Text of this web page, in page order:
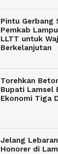
Pintu Gerbang
Pemkab
LLTT untuk
Berkelanjutan
Torehkan
Bupati Lamsel
Ekonomi Tiga
Jelang
Honorer di